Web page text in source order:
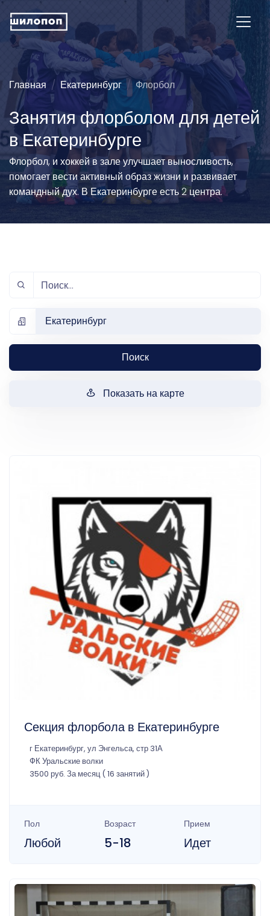
Главная Екатеринбург Флорбол
Занятия флорболом для детей
в Екатеринбурге
Флорбол, и хоккей в зале улучшает выносливость,
помогает вести активный образ жизни и развивает
командный дух. В Екатеринбурге есть 2 центра.
Екатеринбург
Поиск
Показать на карте
Секция флорбола в Екатеринбурге
г Екатеринбург, ул Энгельса, стр 31А
ФК Уральские волки
3500 руб. За месяц ( 16 занятий )
Пол
Любой
Возраст
5-18
Прием
Идет